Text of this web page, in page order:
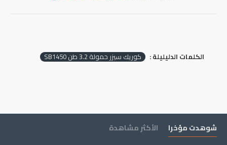
الكلمات الدليليلة : ‏كوريك سيزر حمولة ‎3.2 طن ‎SB‎1450
شوهدت مؤخرا الأكثر مشاهدة